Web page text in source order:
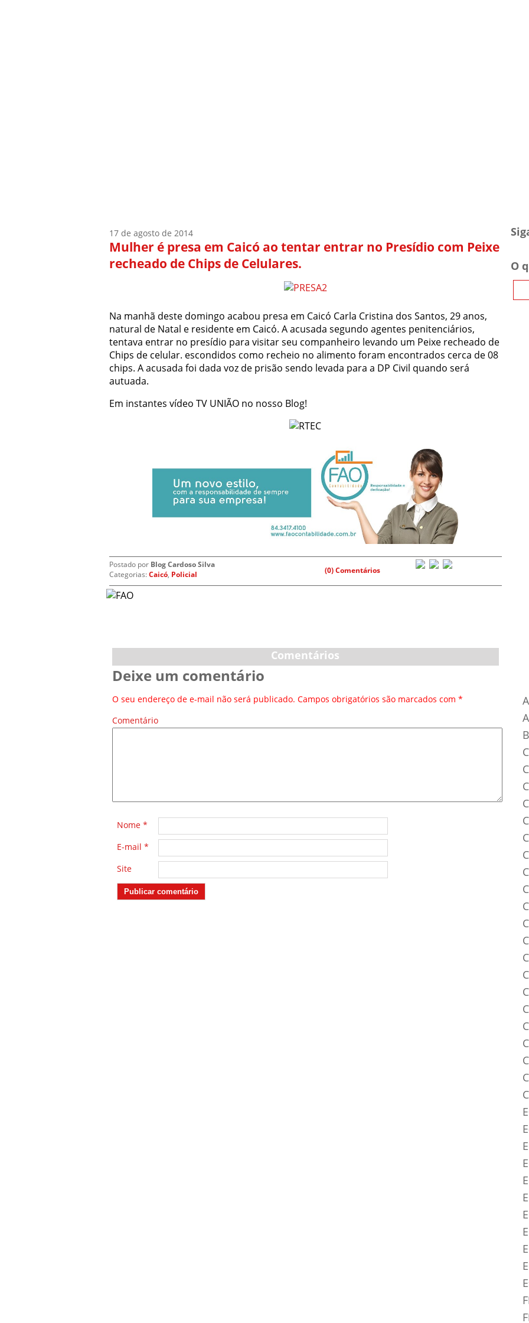
17 de agosto de 2014
Mulher é presa em Caicó ao tentar entrar no Presídio com Peixe
recheado de Chips de Celulares.
Na manhã deste domingo acabou presa em Caicó Carla Cristina dos Santos, 29 anos,
natural de Natal e residente em Caicó. A acusada segundo agentes penitenciários,
tentava entrar no presídio para visitar seu companheiro levando um Peixe recheado de
Chips de celular. escondidos como recheio no alimento foram encontrados cerca de 08
chips. A acusada foi dada voz de prisão sendo levada para a DP Civil quando será
autuada.
Em instantes vídeo TV UNIÃO no nosso Blog!
Postado por Blog Cardoso Silva
Categorias:Caicó, Policial (0) Comentários
Comentários
Deixe um comentário
O seu endereço de e-mail não será publicado. Campos obrigatórios são marcados com *
Comentário
Nome *
E-mail *
Site
O